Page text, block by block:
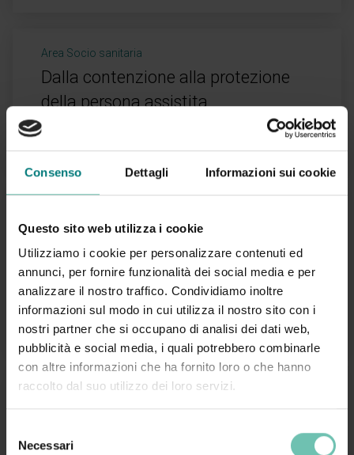
Consenso Dettagli Informazioni sui cookie
Questo sito web utilizza i cookie
Utilizziamo i cookie per personalizzare contenuti ed
annunci, per fornire funzionalità dei social media e per
analizzare il nostro traffico. Condividiamo inoltre
informazioni sul modo in cui utilizza il nostro sito con i
nostri partner che si occupano di analisi dei dati web,
pubblicità e social media, i quali potrebbero combinarle
con altre informazioni che ha fornito loro o che hanno
raccolto dal suo utilizzo dei loro servizi.
delNecessari
Area Socio sanitaria
Dalla contenzione alla protezione
della persona assistita
La cura della cute e la prevenzione
delle lesioni da pressione – corso
per OSS
Sempre disponibile
12